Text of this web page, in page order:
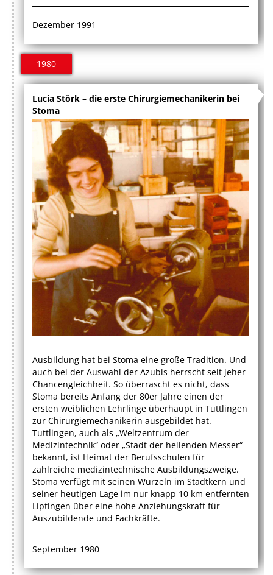
Dezember 1991
1980
Lucia Störk – die erste Chirurgiemechanikerin bei
Stoma
Ausbildung hat bei Stoma eine große Tradition. Und
auch bei der Auswahl der Azubis herrscht seit jeher
Chancengleichheit. So überrascht es nicht, dass
Stoma bereits Anfang der 80er Jahre einen der
ersten weiblichen Lehrlinge überhaupt in Tuttlingen
zur Chirurgiemechanikerin ausgebildet hat.
Tuttlingen, auch als „Weltzentrum der
Medizintechnik“ oder „Stadt der heilenden Messer“
bekannt, ist Heimat der Berufsschulen für
zahlreiche medizintechnische Ausbildungszweige.
Stoma verfügt mit seinen Wurzeln im Stadtkern und
seiner heutigen Lage im nur knapp 10 km entfernten
Liptingen über eine hohe Anziehungskraft für
Auszubildende und Fachkräfte.
September 1980